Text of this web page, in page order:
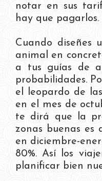
notar en sus
hay que pagarlos.
Cuando diseñes
animal en
a tus guías de
probabilidades.
el leopardo de
en el mes de
te dirá que la
zonas buenas es
en diciembre-
80%. Así los
planificar bien